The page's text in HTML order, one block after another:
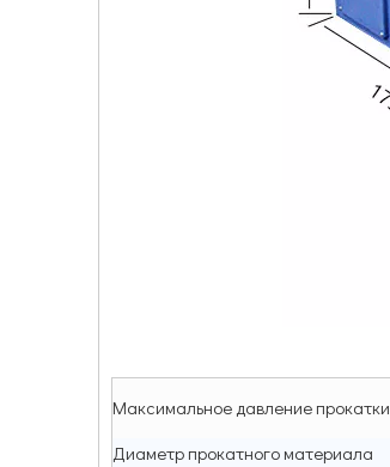
Максимальное давление прокатки
Диаметр прокатного материала